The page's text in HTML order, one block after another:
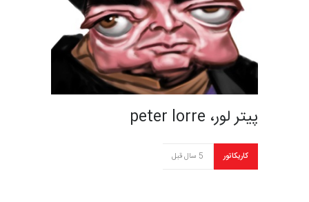
پیتر لور، peter lorre
کاریکاتور 5 سال قبل